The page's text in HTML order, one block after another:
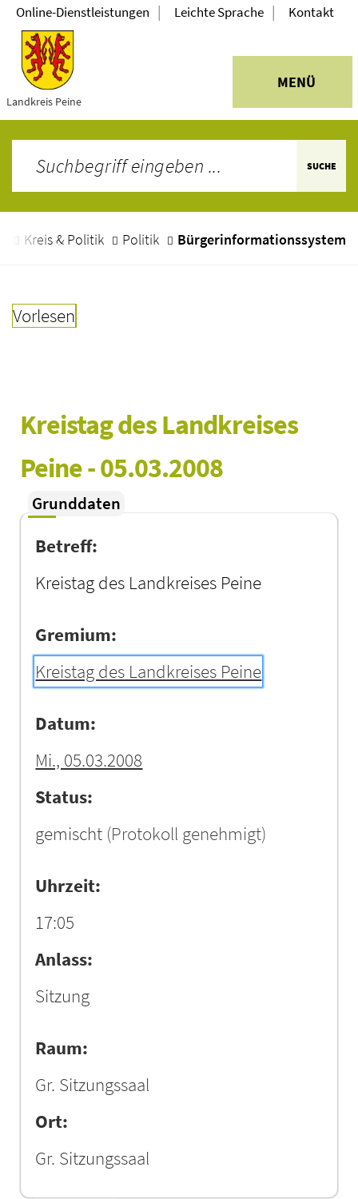
Landkreis Peine
MENÜ
Online-Dienstleistungen | Leichte Sprache | Kontakt
SUCHE
Kreis & Politik Politik Bürgerinformationssystem
Vorlesen
Kreistag des Landkreises
Peine - 05.03.2008
Grunddaten
Betreff:
Kreistag des Landkreises Peine
Gremium:
Kreistag des Landkreises Peine
Datum:
Mi., 05.03.2008
Status:
gemischt (Protokoll genehmigt)
Uhrzeit:
17:05
Anlass:
Sitzung
Raum:
Gr. Sitzungssaal
Ort:
Gr. Sitzungssaal